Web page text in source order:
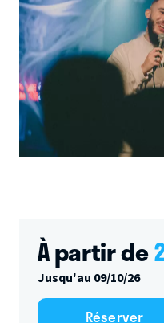
À partir de
Jusqu'au 09/10/26
Réserver